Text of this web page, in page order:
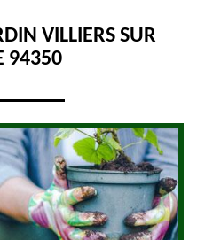
VILLIERS SUR
94350